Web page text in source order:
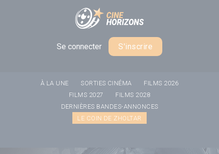
Se connecter S'inscrire
À LA UNE SORTIES CINÉMA
FILMS 2026
FILMS 2027
FILMS 2028
DERNIÈRES BANDES-ANNONCES
LE COIN DE ZHOLTAR
Panneau de gestion des cookies